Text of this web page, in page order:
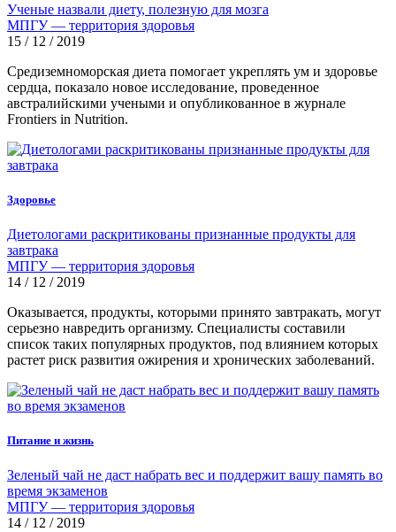
Ученые назвали диету, полезную для мозга
МПГУ — территория здоровья
15 / 12 / 2019
Средиземноморская диета помогает укреплять ум и здоровье
сердца, показало новое исследование, проведенное
австралийскими учеными и опубликованное в журнале
Frontiers in Nutrition.
Здоровье
Диетологами раскритикованы признанные продукты для
завтрака
МПГУ — территория здоровья
14 / 12 / 2019
Оказывается, продукты, которыми принято завтракать, могут
серьезно навредить организму. Специалисты составили
список таких популярных продуктов, под влиянием которых
растет риск развития ожирения и хронических заболеваний.
Питание и жизнь
Зеленый чай не даст набрать вес и поддержит вашу память во
время экзаменов
МПГУ — территория здоровья
14 / 12 / 2019